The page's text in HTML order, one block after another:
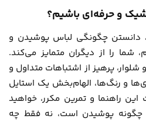
و حرفه‌ای باشیم؟
دانستن چگونگی لباس پوشیدن و
شما را از دیگران متمایز می‌کند.
پرهیز از اشتباهات متداول و
و رنگ‌ها، الهام‌بخش یک استایل
راهنما و تمرین مکرر، خواهید
چگونه پوشیدن است، نه فقط چه